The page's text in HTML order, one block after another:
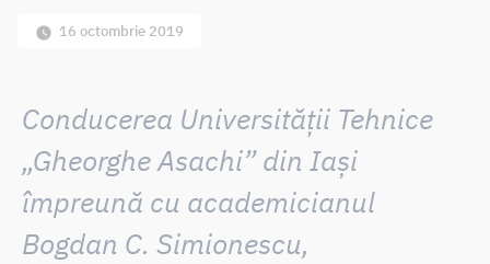
16 octombrie 2019
Conducerea Universității Tehnice
„Gheorghe Asachi” din Iași
împreună cu academicianul
Bogdan C. Simionescu,